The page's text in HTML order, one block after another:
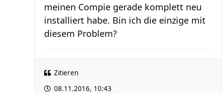
meinen Compie gerade komplett neu
installiert habe. Bin ich die einzige mit
diesem Problem?
Zitieren
08.11.2016, 10:43